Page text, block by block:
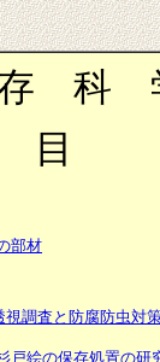
科
目
部材
調査と防腐防虫対
戸絵の保存処置の研